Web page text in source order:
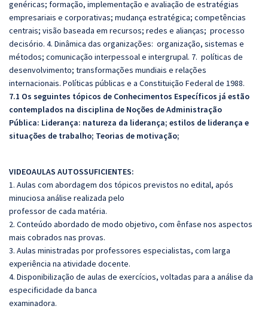
genéricas; formação, implementação e avaliação de estratégias
empresariais e corporativas; mudança estratégica; competências
centrais; visão baseada em recursos; redes e alianças; processo
decisório. 4. Dinâmica das organizações: organização, sistemas e
métodos; comunicação interpessoal e intergrupal. 7. políticas de
desenvolvimento; transformações mundiais e relações
internacionais. Políticas públicas e a Constituição Federal de 1988.
7.1 Os seguintes tópicos de Conhecimentos Específicos já estão
contemplados na disciplina de Noções de Administração
Pública: Liderança: natureza da liderança; estilos de liderança e
situações de trabalho; Teorias de motivação;
VIDEOAULAS AUTOSSUFICIENTES:
1. Aulas com abordagem dos tópicos previstos no edital, após
minuciosa análise realizada pelo
professor de cada matéria.
2. Conteúdo abordado de modo objetivo, com ênfase nos aspectos
mais cobrados nas provas.
3. Aulas ministradas por professores especialistas, com larga
experiência na atividade docente.
4. Disponibilização de aulas de exercícios, voltadas para a análise da
especificidade da banca
examinadora.